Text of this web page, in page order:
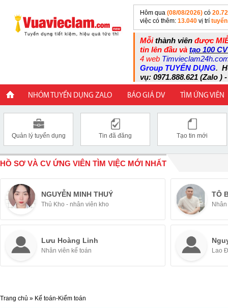
Hôm qua (08/08/2026) có
việc có thêm: 13.040 vị trí
Mỗithành viên được
tin lên đầu và tạo 100
4 web
Group TUYỂN DỤNG.
vụ: 0971.888.621 (Zalo )
NHÓM TUYỂN DỤNG ZALO BÁO GIÁ DV TÌM ỨNG VIÊN
Quản lý tuyển dụng Tin đã đăng Tạo tin mới
HỒ SƠ VÀ CV ỨNG VIÊN TÌM VIỆC MỚI NHẤT
NGUYỄN MINH THUÝ
Thủ Kho - nhân viên kho
TÔ
Lưu Hoàng Linh
Nhân viên kế toán Lao
Trang chủ » Kế toán-Kiểm toán